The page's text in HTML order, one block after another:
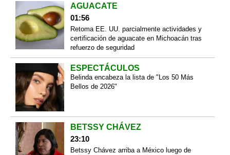
AGUACATE
01:56
Retoma EE. UU. parcialmente actividades y
certificación de aguacate en Michoacán tras
refuerzo de seguridad
ESPECTÁCULOS
Belinda encabeza la lista de "Los 50 Más
Bellos de 2026"
BETSSY CHÁVEZ
23:10
Betssy Chávez arriba a México luego de